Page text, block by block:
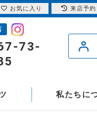
73-
私たちに
お気に入り 来店予約